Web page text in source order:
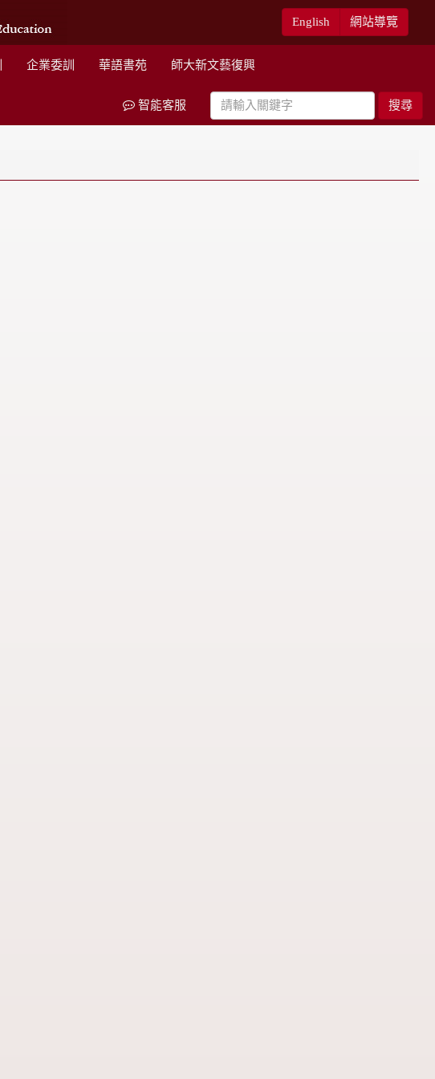
English 網站導覽
企業委訓 華語書苑 師大新文藝復興
搜尋
智能客服